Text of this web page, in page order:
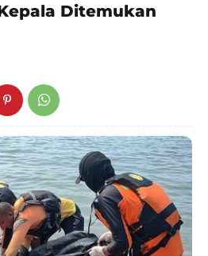
Ditemukan